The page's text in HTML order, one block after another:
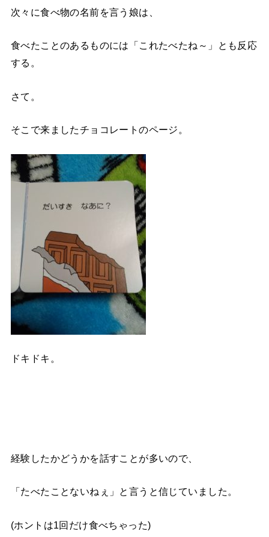
次々に食べ物の名前を言う娘は、
食べたことのあるものには「これたべたね～」とも反応
する。
さて。
そこで来ましたチョコレートのページ。
ドキドキ。
経験したかどうかを話すことが多いので、
「たべたことないねぇ」と言うと信じていました。
(ホントは1回だけ食べちゃった)